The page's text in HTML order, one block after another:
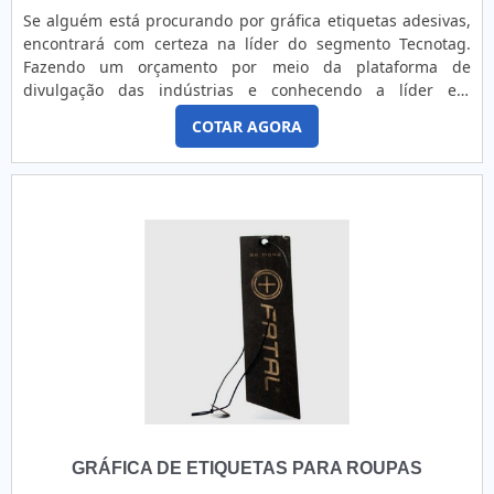
Se alguém está procurando por gráfica etiquetas adesivas,
encontrará com certeza na líder do segmento Tecnotag.
Fazendo um orçamento por meio da plataforma de
divulgação das indústrias e conhecendo a líder em
qualidade. Quando a questão é gráfica de etiquetas
adesivas, com os profissionais da Tecnotag irá encontrar
proteção com comprometimento com os resultados dos
clientes.MAIS DETALHES SOBRE GRÁFICA ETIQUETAS
COTAR AGORA
GRÁFICA DE ETIQUETAS PARA ROUPAS